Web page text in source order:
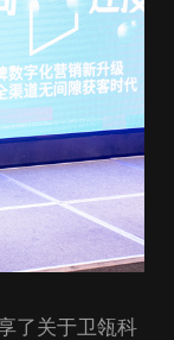
了关于卫瓴科